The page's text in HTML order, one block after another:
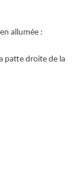
allumée :
patte droite de la